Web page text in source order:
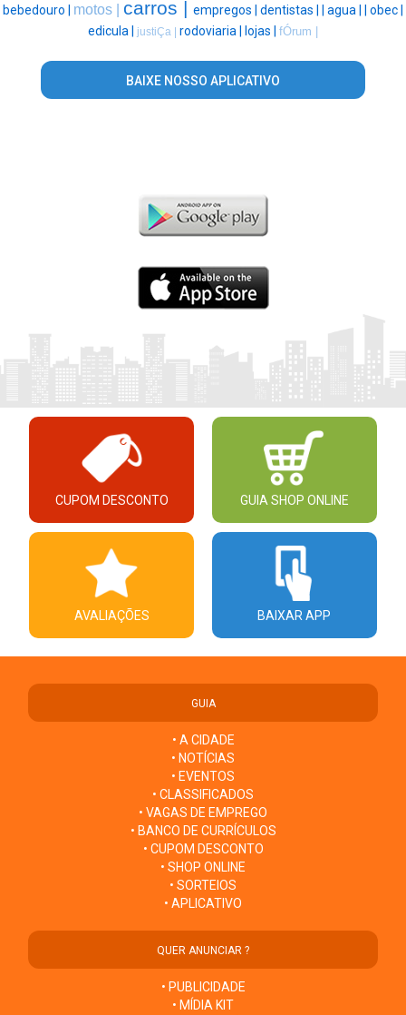
bebedouro | motos | carros | empregos | dentistas | | agua | | obec |
edicula | justiÇa | rodoviaria | lojas | fÓrum |
BAIXE NOSSO APLICATIVO
CUPOM DESCONTO GUIA SHOP ONLINE
AVALIAÇÕES BAIXAR APP
GUIA
• A CIDADE
• NOTÍCIAS
• EVENTOS
• CLASSIFICADOS
• VAGAS DE EMPREGO
• BANCO DE CURRÍCULOS
• CUPOM DESCONTO
• SHOP ONLINE
• SORTEIOS
• APLICATIVO
QUER ANUNCIAR ?
• PUBLICIDADE
• MÍDIA KIT